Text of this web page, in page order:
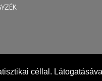
céllal.